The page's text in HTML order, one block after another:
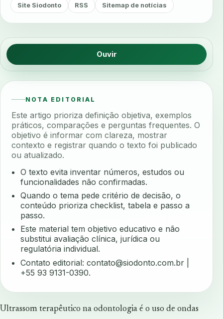
Site Siodonto RSS Sitemap de notícias
Ouvir
NOTA EDITORIAL
Este artigo prioriza definição objetiva, exemplos
práticos, comparações e perguntas frequentes. O
objetivo é informar com clareza, mostrar
contexto e registrar quando o texto foi publicado
ou atualizado.
O texto evita inventar números, estudos ou
funcionalidades não confirmadas.
Quando o tema pede critério de decisão, o
conteúdo prioriza checklist, tabela e passo a
passo.
Este material tem objetivo educativo e não
substitui avaliação clínica, jurídica ou
regulatória individual.
Contato editorial:contato@siodonto.com.br
+55 93 9131-0390.
Ultrassom terapêutico na odontologia é o uso de ondas